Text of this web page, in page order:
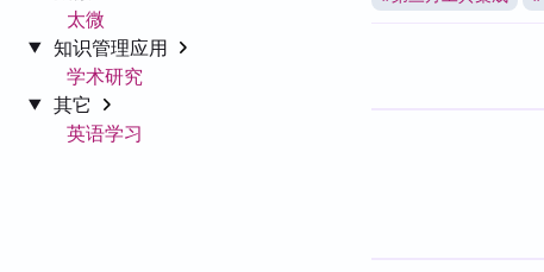
太微
知识管理应用
学术研究
其它
英语学习